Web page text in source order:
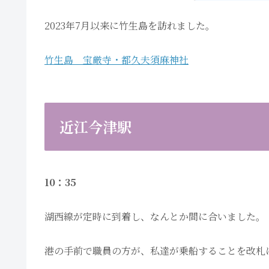
2023年7月以来に竹生島を訪れました。
竹生島 宝厳寺・都久夫須麻神社
近江今津駅
10：35
湖西線が定時に到着し、なんとか間に合いました。
港の手前で職員の方が、私達が乗船することを改札